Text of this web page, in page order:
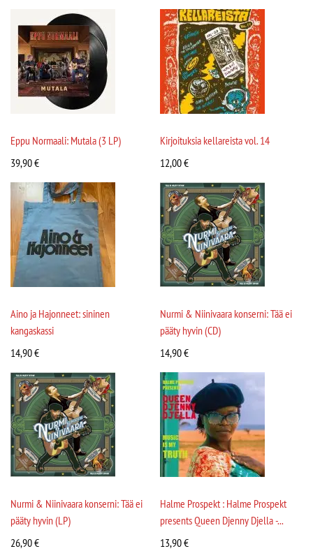
Eppu Normaali: Mutala (3 LP)
39,90€
Kirjoituksia kellareista vol. 14
12,00€
Aino ja Hajonneet: sininen
kangaskassi
14,90€
Nurmi & Niinivaara konserni: Tää ei
pääty hyvin (CD)
14,90€
Nurmi & Niinivaara konserni: Tää ei
pääty hyvin (LP)
26,90€
Halme Prospekt : Halme Prospekt
presents Queen Djenny Djella -...
13,90€